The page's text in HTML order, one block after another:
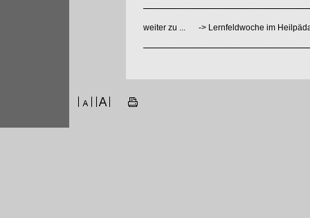
weiter zu ... -> Lernfeldwoche im